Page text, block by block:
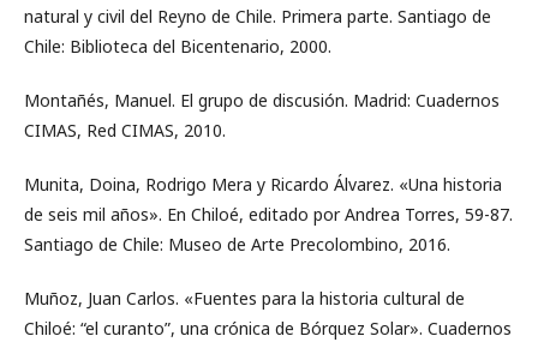
natural y civil del Reyno de Chile. Primera parte. Santiago de
Chile: Biblioteca del Bicentenario, 2000.
Montañés, Manuel. El grupo de discusión. Madrid: Cuadernos
CIMAS, Red CIMAS, 2010.
Munita, Doina, Rodrigo Mera y Ricardo Álvarez. «Una historia
de seis mil años». En Chiloé, editado por Andrea Torres, 59-87.
Santiago de Chile: Museo de Arte Precolombino, 2016.
Muñoz, Juan Carlos. «Fuentes para la historia cultural de
Chiloé: “el curanto”, una crónica de Bórquez Solar». Cuadernos